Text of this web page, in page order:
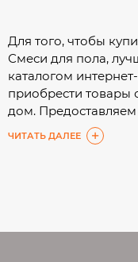
Для того, чтобы
Смеси для пола,
каталогом
приобрести товары
дом.
подробные
выбор с
ЧИТАТЬ ДАЛЕЕ